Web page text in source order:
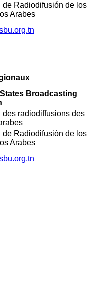
de Radiodifusión de los
Arabes
Broadcasting
des radiodiffusions des
de Radiodifusión de los
Arabes